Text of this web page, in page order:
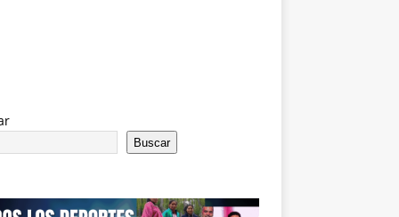
Buscar